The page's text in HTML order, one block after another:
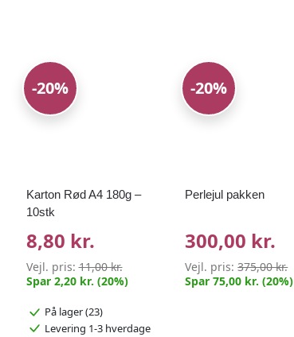
-20%
Karton Rød A4 180g –
10stk
8,80 kr.
Vejl. pris:11,00 kr.
Spar 2,20 kr. (20%)
På lager (23)
Levering 1-3 hverdage
-20%
Perlejul pakken
300,00 kr.
Vejl. pris:375,00 kr.
Spar 75,00 kr. (20%)